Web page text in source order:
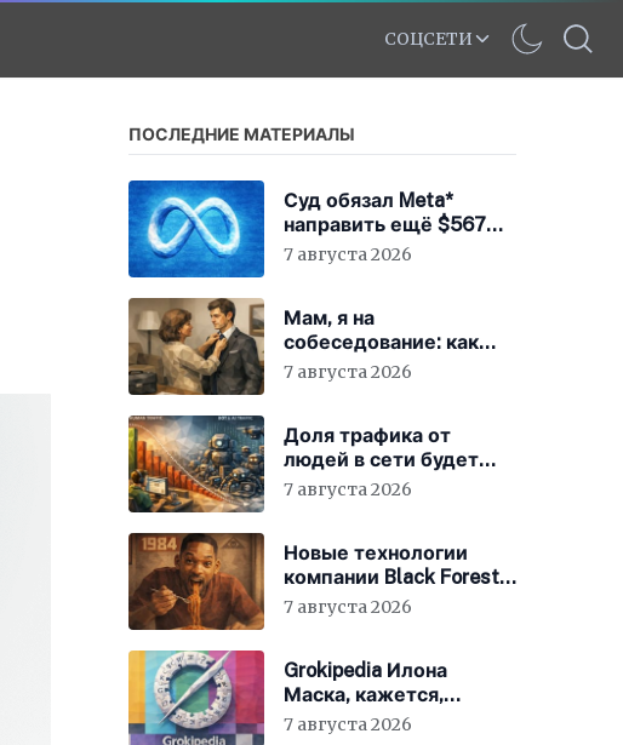
СОЦСЕТИ
ПОСЛЕДНИЕ МАТЕРИАЛЫ
Суд обязал Meta*
направить ещё $567
млн на устранение
7 августа 2026
Мам, я на
собеседование: как
гиперопека родителей
7 августа 2026
Доля трафика от
людей в сети будет
быстро снижаться
7 августа 2026
Новые технологии
компании Black Forest
Labs могут
7 августа 2026
Grokipedia Илона
Маска, кажется,
перестала работать –
7 августа 2026